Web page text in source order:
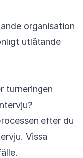
organisation
utlåtande
turneringen
efter du
Vissa